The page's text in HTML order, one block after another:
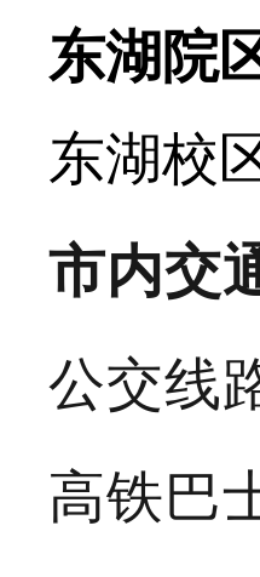
东湖院
东湖校
市内交
公交线
高铁巴